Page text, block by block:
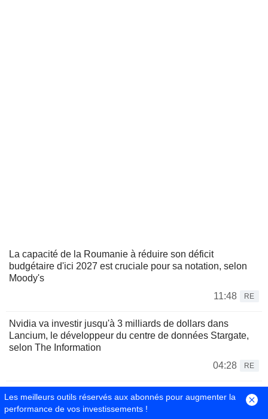
La capacité de la Roumanie à réduire son déficit
budgétaire d'ici 2027 est cruciale pour sa notation, selon
Moody's
11:48
RE
Nvidia va investir jusqu'à 3 milliards de dollars dans
Lancium, le développeur du centre de données Stargate,
selon The Information
04:28
RE
Nvidia s'apprête à investir jusqu'à 3 milliards de dollars
dans Lancium, selon The Information
Les meilleurs outils réservés aux abonnés pour augmenter la
performance de vos investissements !